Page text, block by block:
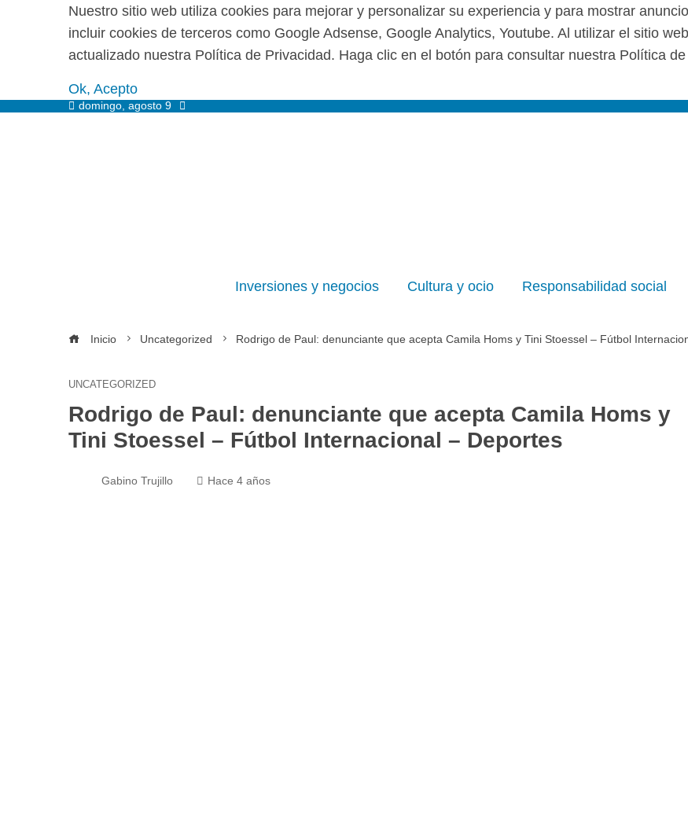
Nuestro sitio web utiliza cookies para mejorar y personalizar su experiencia y para mostrar
incluir cookies de terceros como Google Adsense, Google Analytics, Youtube. Al utilizar el sitio
actualizado nuestra Política de Privacidad. Haga clic en el botón para consultar nuestra Política
Ok, Acepto
domingo, agosto 9
Inversiones y negocios Cultura y ocio Responsabilidad social
Inicio Uncategorized Rodrigo de Paul: denunciante que acepta Camila Homs y Tini Stoessel – Fútbol
UNCATEGORIZED
Rodrigo de Paul: denunciante que acepta Camila Homs y
Tini Stoessel – Fútbol Internacional – Deportes
Gabino Trujillo Hace 4 años